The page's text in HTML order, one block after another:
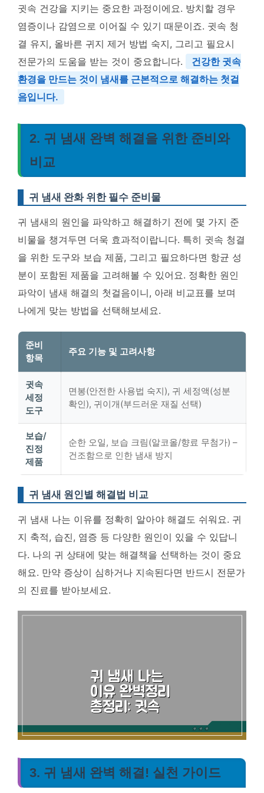
귓속 건강을 지키는 중요한 과정이에요. 방치할 경우
염증이나 감염으로 이어질 수 있기 때문이죠. 귓속 청
결 유지, 올바른 귀지 제거 방법 숙지, 그리고 필요시
전문가의 도움을 받는 것이 중요합니다.
건강한 귓속
환경을 만드는 것이 냄새를 근본적으로 해결하는 첫걸
음입니다.
2. 귀 냄새 완벽 해결을 위한 준비와
비교
귀 냄새 완화 위한 필수 준비물
귀 냄새의 원인을 파악하고 해결하기 전에 몇 가지 준
비물을 챙겨두면 더욱 효과적이랍니다. 특히 귓속 청결
을 위한 도구와 보습 제품, 그리고 필요하다면 항균 성
분이 포함된 제품을 고려해볼 수 있어요. 정확한 원인
파악이 냄새 해결의 첫걸음이니, 아래 비교표를 보며
나에게 맞는 방법을 선택해보세요.
준비
항목
주요 기능 및 고려사항
귓속
세정
도구
면봉(안전한 사용법 숙지), 귀 세정액(성분
확인), 귀이개(부드러운 재질 선택)
보습/
진정
제품
순한 오일, 보습 크림(알코올/향료 무첨가) –
건조함으로 인한 냄새 방지
귀 냄새 원인별 해결법 비교
귀 냄새 나는 이유를 정확히 알아야 해결도 쉬워요. 귀
지 축적, 습진, 염증 등 다양한 원인이 있을 수 있답니
다. 나의 귀 상태에 맞는 해결책을 선택하는 것이 중요
해요. 만약 증상이 심하거나 지속된다면 반드시 전문가
의 진료를 받아보세요.
3. 귀 냄새 완벽 해결! 실천 가이드